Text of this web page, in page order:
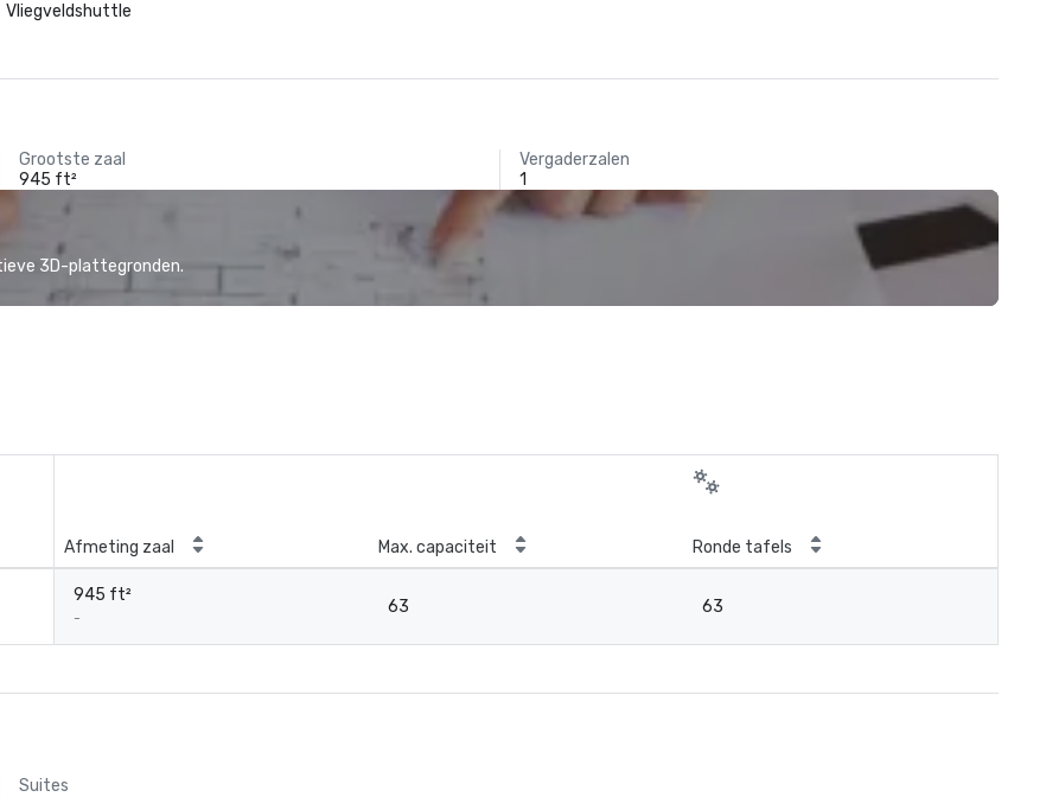
Vliegveldshuttle
Grootste zaal
945 ft²
Vergaderzalen
1
3D-plattegronden.
Afmeting zaal Max. capaciteit Ronde tafels
945 ft²
-
63 63
Suites